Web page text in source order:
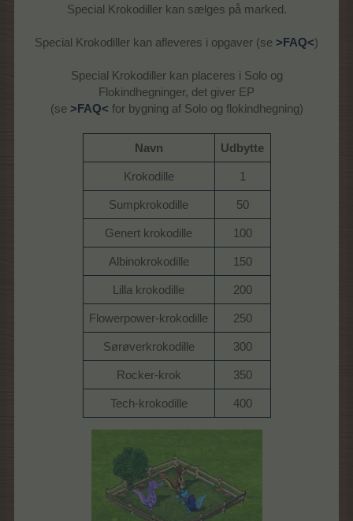
Special Krokodiller kan sælges på marked.
Special Krokodiller kan afleveres i opgaver (se >FAQ<)
Special Krokodiller kan placeres i Solo og
Flokindhegninger, det giver EP
(se >FAQ< for bygning af Solo og flokindhegning)
Navn Udbytte
Krokodille 1
Sumpkrokodille 50
Genert krokodille 100
Albinokrokodille 150
Lilla krokodille 200
Flowerpower-krokodille 250
Sørøverkrokodille 300
Rocker-krok 350
Tech-krokodille 400